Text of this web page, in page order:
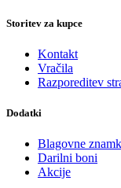
Storitev za kupce
Kontakt
Vračila
Razporeditev
Dodatki
Blagovne
Darilni boni
Akcije